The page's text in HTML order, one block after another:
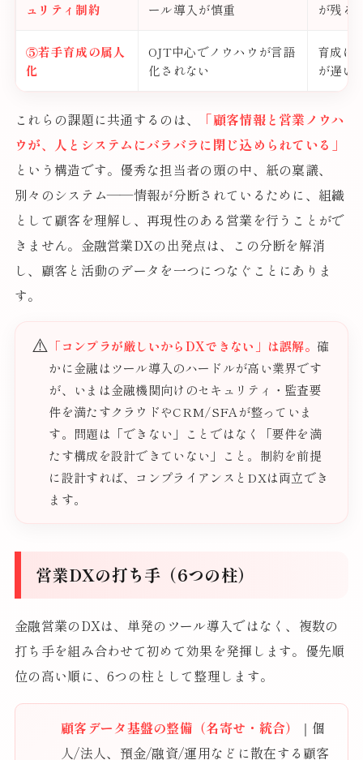
ュリティ制約
ール導入が慎重
が残る
⑤若手育成の属人
化
OJT中心でノウハウが言語
化されない
育成に
が遅い
これらの課題に共通するのは、
「顧客情報と営業ノウハ
ウが、人とシステムにバラバラに閉じ込められている」
という構造です。優秀な担当者の頭の中、紙の稟議、
別々のシステム——情報が分断されているために、組織
として顧客を理解し、再現性のある営業を行うことがで
きません。金融営業DXの出発点は、この分断を解消
し、顧客と活動のデータを一つにつなぐことにありま
す。
⚠️ 「コンプラが厳しいからDXできない」は誤解。 確
かに金融はツール導入のハードルが高い業界です
が、いまは金融機関向けのセキュリティ・監査要
件を満たすクラウドやCRM/SFAが整っていま
す。問題は「できない」ことではなく「要件を満
たす構成を設計できていない」こと。制約を前提
に設計すれば、コンプライアンスとDXは両立でき
ます。
営業DXの打ち手（6つの柱）
金融営業のDXは、単発のツール導入ではなく、複数の
打ち手を組み合わせて初めて効果を発揮します。優先順
位の高い順に、6つの柱として整理します。
顧客データ基盤の整備（名寄せ・統合）
｜個
人/法人、預金/融資/運用などに散在する顧客